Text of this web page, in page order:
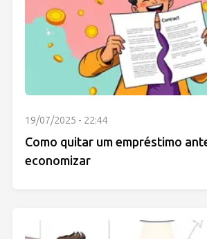
19/07/2025 - 22:44
Como quitar um empréstimo
economizar